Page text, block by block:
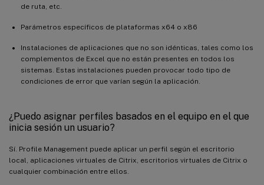
de ruta, etc.
Parámetros específicos de plataformas x64 o x86
Instalaciones de aplicaciones que no son idénticas, tales como los
complementos de Excel que no están presentes en todos los
sistemas. Estas instalaciones pueden provocar todo tipo de
condiciones de error que varían según la aplicación.
¿Puedo asignar perfiles basados en el equipo en el que
inicia sesión un usuario?
Sí. Profile Management puede aplicar un perfil según el escritorio
local, aplicaciones virtuales de Citrix, escritorios virtuales de Citrix o
cualquier combinación entre ellos.